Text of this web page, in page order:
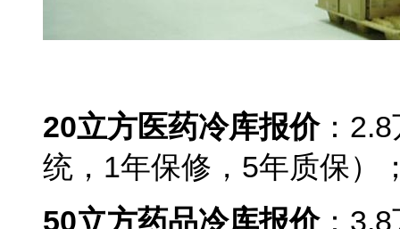
20立方医药冷库报价：2.8
统，1年保修，5年质保）
50立方药品冷库报价：3.8